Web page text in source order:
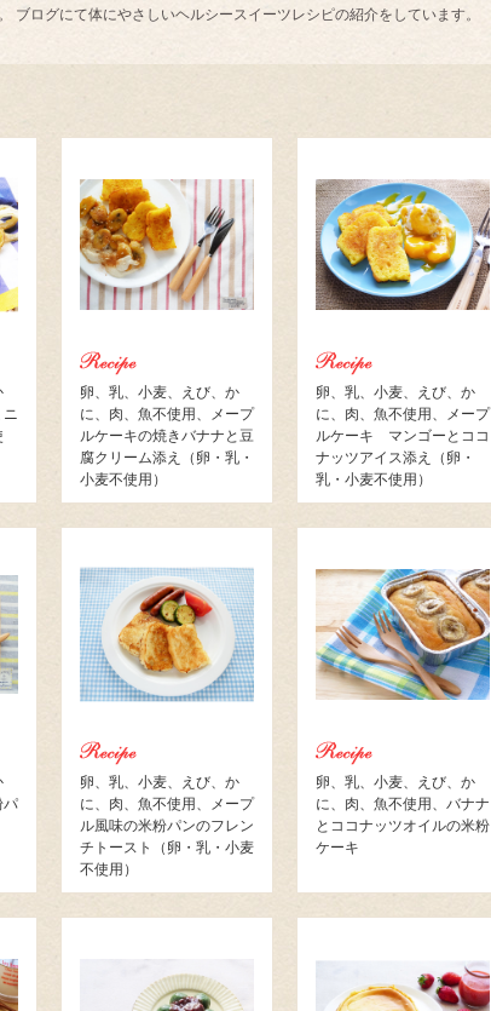
ブログにて体にやさしいヘルシースイーツレシピの紹介をしています。
ニ
卵、乳、小麦、えび、か
に、肉、魚不使用、メープ
ルケーキの焼きバナナと豆
腐クリーム添え（卵・乳・
小麦不使用）
卵、乳、小麦、えび、か
に、肉、魚不使用、メープ
ルケーキ マンゴーとココ
ナッツアイス添え（卵・
乳・小麦不使用）
パ
卵、乳、小麦、えび、か
に、肉、魚不使用、メープ
ル風味の米粉パンのフレン
チトースト（卵・乳・小麦
不使用）
卵、乳、小麦、えび、か
に、肉、魚不使用、バナナ
とココナッツオイルの米粉
ケーキ